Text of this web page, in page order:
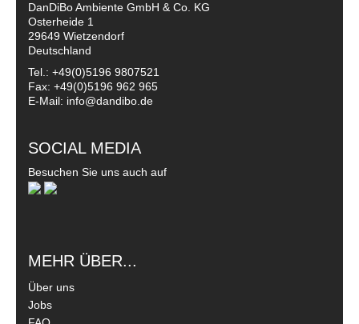
DanDiBo Ambiente GmbH & Co. KG
Osterheide 1
29649 Wietzendorf
Deutschland
Tel.: +49(0)5196 9807521
Fax: +49(0)5196 962 965
E-Mail: info@dandibo.de
SOCIAL MEDIA
Besuchen Sie uns auch auf
MEHR ÜBER...
Über uns
Jobs